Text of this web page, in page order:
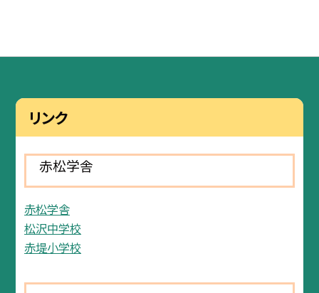
リンク
赤松学舎
赤松学舎
松沢中学校
赤堤小学校